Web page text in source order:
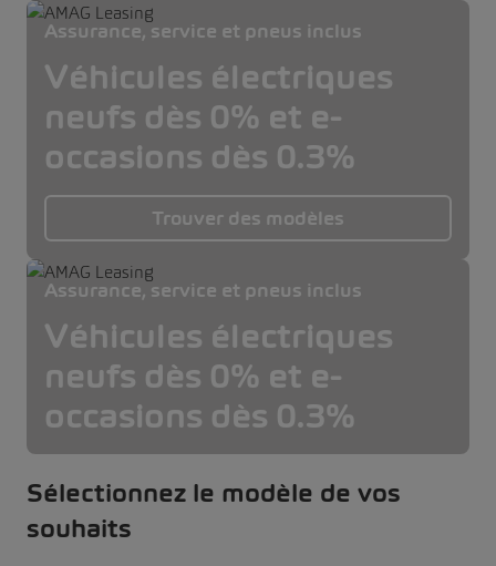
Assurance, service et pneus inclus
Véhicules électriques
neufs dès 0% et e-
occasions dès 0.3%
Trouver des modèles
Assurance, service et pneus inclus
Véhicules électriques
neufs dès 0% et e-
occasions dès 0.3%
Sélectionnez le modèle de vos
souhaits